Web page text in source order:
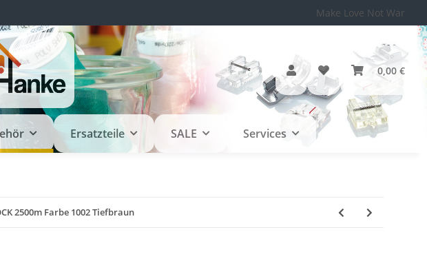
Make Love Not War
0,00 €
Ersatzteile SALE Services
2500m Farbe 1002 Tiefbraun